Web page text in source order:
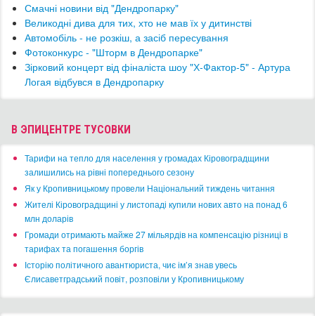
Смачні новини від "Дендропарку"
Великодні дива для тих, хто не мав їх у дитинстві
​Автомобіль - не розкіш, а засіб пересування
Фотоконкурс - "Шторм в Дендропарке"
Зірковий концерт від фіналіста шоу "Х-Фактор-5" - Артура
Логая відбувся в Дендропарку
В ЭПИЦЕНТРЕ ТУСОВКИ
​Тарифи на тепло для населення у громадах Кіровоградщини
залишились на рівні попереднього сезону
​Як у Кропивницькому провели Національний тиждень читання
​Жителі Кіровоградщині у листопаді купили нових авто на понад 6
млн доларів
​Громади отримають майже 27 мільярдів на компенсацію різниці в
тарифах та погашення боргів
Історію політичного авантюриста, чиє ім’я знав увесь
Єлисаветградський повіт, розповіли у Кропивницькому